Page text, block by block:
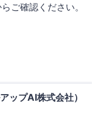
ご確認ください。
ップAI株式会社）